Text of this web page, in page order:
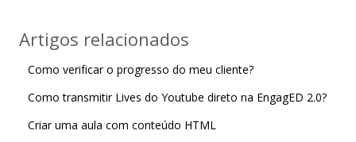
Artigos relacionados
Como verificar o progresso do meu cliente?
Como transmitir Lives do Youtube direto na EngagED 2.0?
Criar uma aula com conteúdo HTML